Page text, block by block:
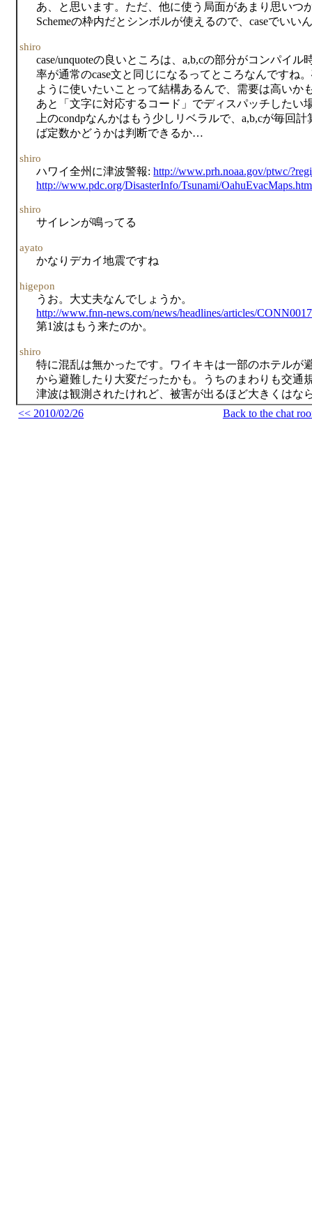
あ、と思います。ただ、他に使う局面があまり思いつ
Schemeの枠内だとシンボルが使えるので、caseでいい
shiro
case/unquoteの良いところは、a,b,cの部分がコンパイ
率が通常のcase文と同じになるってところなんですね
ように使いたいことって結構あるんで、需要は高いか
あと「文字に対応するコード」でディスパッチしたい
上のcondpなんかはもう少しリベラルで、a,b,cが毎回
ば定数かどうかは判断できるか…
shiro
ハワイ全州に津波警報:http://www.prh.noaa.gov/ptwc/
http://www.pdc.org/DisasterInfo/Tsunami/
shiro
サイレンが鳴ってる
ayato
かなりデカイ地震ですね
higepon
うお。大丈夫なんでしょうか。
http://www.fnn-news.com/news/headlines/articles/
第1波はもう来たのか。
shiro
特に混乱は無かったです。ワイキキは一部のホテルが
から避難したり大変だったかも。うちのまわりも交通
津波は観測されたけれど、被害が出るほど大きくはな
<< 2010/02/26
Back to the chat